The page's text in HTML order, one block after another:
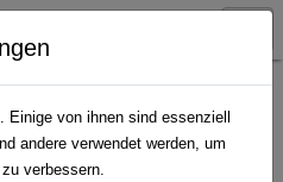
Einige von ihnen sind essenziell
andere verwendet werden, um
verbessern.